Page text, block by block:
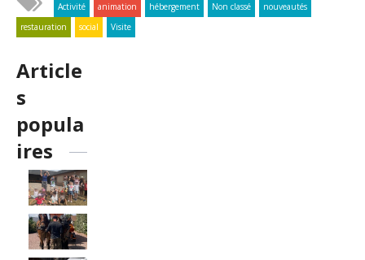
Activité animation hébergement Non classé
nouveautés
restauration
social Visite
Article
s
popula
ires